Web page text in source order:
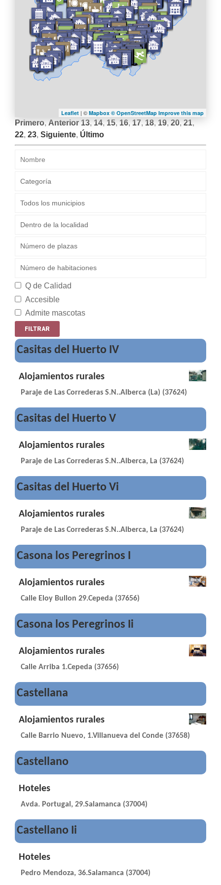
NAVEGACIÓN
Leaflet | © Mapbox © OpenStreetMap Improve this map
Primero, Anterior 13, 14, 15, 16, 17, 18, 19, 20, 21,
22, 23, Siguiente, Último
Q de Calidad
Accesible
Admite mascotas
Casitas del Huerto IV
Alojamientos rurales
Paraje de Las Correderas S.N..Alberca (La) (37624)
Casitas del Huerto V
Alojamientos rurales
Paraje de Las Correderas S.N..Alberca, La (37624)
Casitas del Huerto Vi
Alojamientos rurales
Paraje de Las Correderas S.N..Alberca, La (37624)
Casona los Peregrinos I
Alojamientos rurales
Calle Eloy Bullon 29.Cepeda (37656)
Casona los Peregrinos Ii
Alojamientos rurales
Calle Arriba 1.Cepeda (37656)
Castellana
Alojamientos rurales
Calle Barrio Nuevo, 1.Villanueva del Conde (37658)
Castellano
Hoteles
Avda. Portugal, 29.Salamanca (37004)
Castellano Ii
Hoteles
Pedro Mendoza, 36.Salamanca (37004)